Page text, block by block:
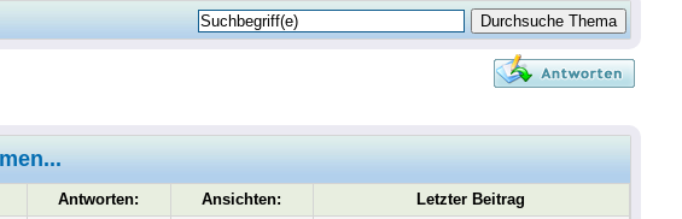
Antworten: Ansichten: Letzter Beitrag